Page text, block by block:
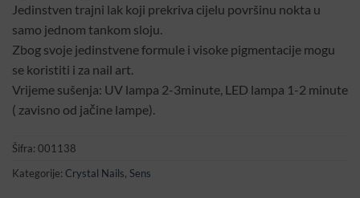
Jedinstven trajni lak koji prekriva cijelu površinu nokta u
samo jednom tankom sloju.
Zbog svoje jedinstvene formule i visoke pigmentacije mogu
se koristiti i za nail art.
Vrijeme sušenja: UV lampa 2-3minute, LED lampa 1-2 minute
( zavisno od jačine lampe).
Šifra: 001138
Kategorije: Crystal Nails, Sens